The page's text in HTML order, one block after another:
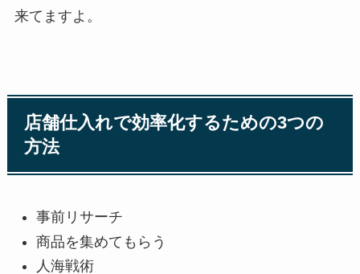
来てますよ。
店舗仕入れで効率化するための3つの
方法
事前リサーチ
商品を集めてもらう
人海戦術